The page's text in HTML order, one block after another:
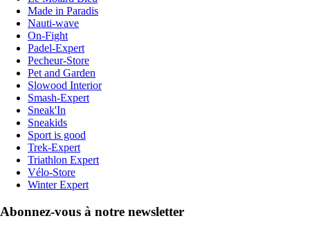
Made in Paradis
Nauti-wave
On-Fight
Padel-Expert
Pecheur-Store
Pet and Garden
Slowood Interior
Smash-Expert
Sneak'In
Sneakids
Sport is good
Trek-Expert
Triathlon Expert
Vélo-Store
Winter Expert
Abonnez-vous à notre newsletter